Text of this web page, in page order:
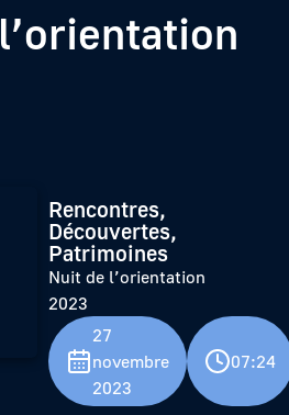
Rencontres,
Découvertes,
Patrimoines
Nuit de l’orientation
2023
27
novembre
2023
07:24